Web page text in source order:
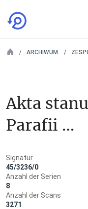
ARCHIWUM
Akta
Parafii
Parafii
w Byczynie
Signatur
45/3236/0
Anzahl der Serien
8
Anzahl der Scans
3271